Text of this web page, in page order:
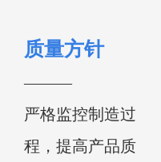
质量方针
———
严格监控制造过
程，提高产品质